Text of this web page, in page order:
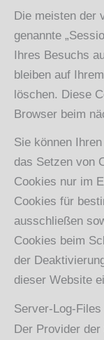
Die meisten der
genannte
Ihres Besuchs
bleiben auf
löschen. Diese
Browser beim
Sie können
das Setzen von
Cookies nur im
Cookies für
ausschließen
Cookies beim
der
dieser Website
Server-Log-Files
Der Provider